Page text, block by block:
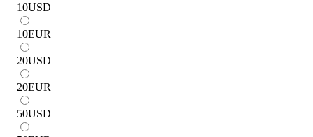
10USD
10EUR
20USD
20EUR
50USD